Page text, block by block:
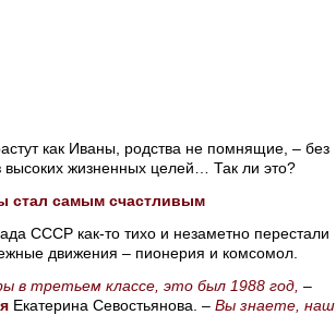
как Иваны, родства не помнящие, – без
высоких жизненных целей… Так ли это?
стал самым счастливым
СССР как-то тихо и незаметно перестали
движения – пионерия и комсомол.
в третьем классе, это был 1988 год, –
Екатерина Севостьянова. – Вы знаете, наш